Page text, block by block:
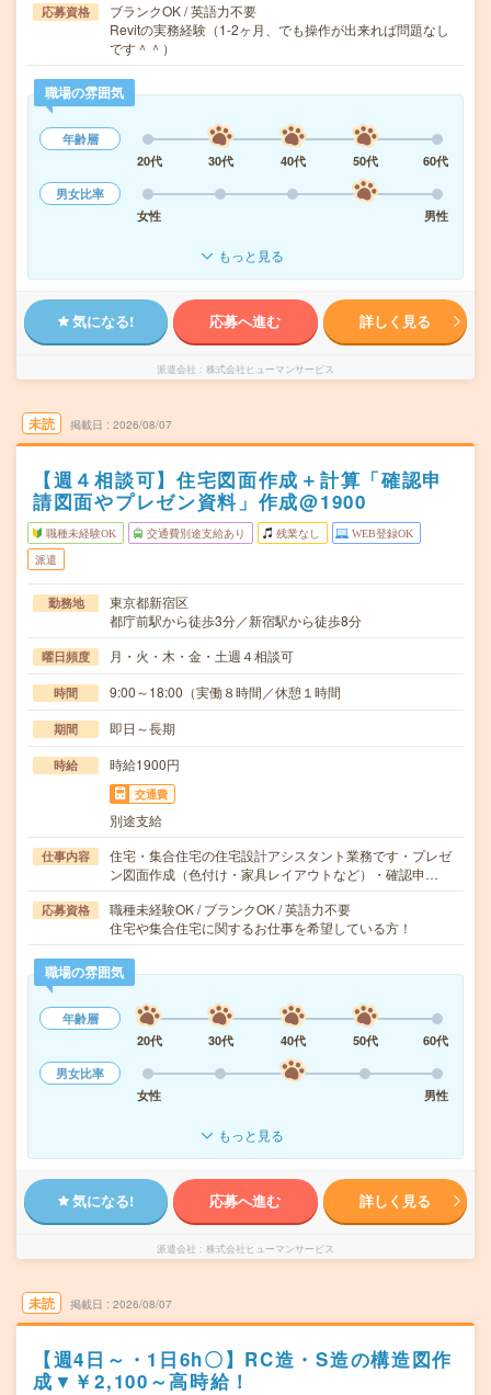
応募資格
ブランクOK / 英語力不要
Revitの実務経験（1-2ヶ月、でも操作が出来れば問題なし
です＾＾）
職場の雰囲気
年齢層
20代
30代 40代 50代
60代
男女比率
女性
男性
もっと見る
気になる! 応募へ進む 詳しく見る
派遣会社 株式会社ヒューマンサービス
未読 掲載日 2026/08/07
【週４相談可】住宅図面作成＋計算「確認申
請図面やプレゼン資料」作成@1900
職種未経験OK 交通費別途支給あり 残業なし WEB登録OK
派遣
勤務地
東京都新宿区
都庁前駅から徒歩3分／新宿駅から徒歩8分
曜日頻度 月・火・木・金・土週４相談可
時間 9:00～18:00（実働８時間／休憩１時間
期間 即日～長期
時給 時給1900円
交通費
別途支給
仕事内容
住宅・集合住宅の住宅設計アシスタント業務です・プレゼ
ン図面作成（色付け・家具レイアウトなど）・確認申…
応募資格
職種未経験OK / ブランクOK / 英語力不要
住宅や集合住宅に関するお仕事を希望している方！
職場の雰囲気
年齢層
20代
30代 40代 50代
60代
男女比率
女性
男性
もっと見る
気になる! 応募へ進む 詳しく見る
派遣会社 株式会社ヒューマンサービス
未読 掲載日 2026/08/07
【週4日～・1日6h〇】RC造・S造の構造図作
成▼￥2,100～高時給！